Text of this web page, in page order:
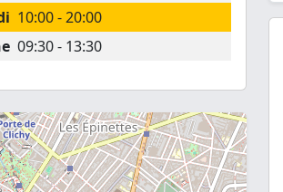
10:00 - 20:00
09:30 - 13:30